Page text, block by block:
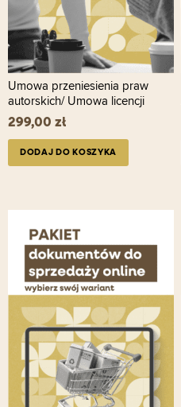
Umowa przeniesienia praw
autorskich/ Umowa licencji
299,00 zł
DODAJ DO KOSZYKA
Ten
produkt
wiele
wariantów.
Opcje
można
wybrać
stronie
produktu